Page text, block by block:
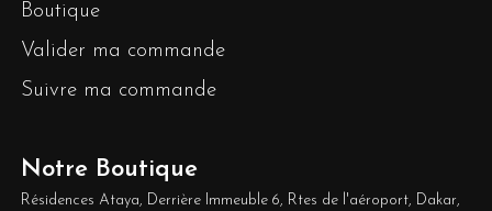
Boutique
Valider ma commande
Suivre ma commande
Notre Boutique
Résidences Ataya, Derrière Immeuble 6, Rtes de l'aéroport, Dakar,